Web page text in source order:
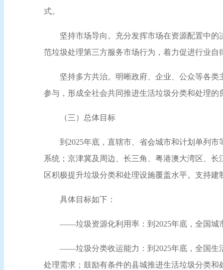
式。
坚持市场导向。充分发挥市场在资源配置中
范垃圾处理第三方服务市场行为，着力促进行业自
坚持多方共治。明晰政府、企业、公众等各
参与，形成全社会共同推进生活垃圾分类和处理的
（三）总体目标
到2025年底，直辖市、省会城市和计划单列
系统；京津冀及周边、长三角、粤港澳大湾区、
区积极提升垃圾分类和处理设施覆盖水平。支持
具体目标如下：
——垃圾资源化利用率：到2025年底，全国城
——垃圾分类收运能力：到2025年底，全国生
处理需求；鼓励有条件的县城推进生活垃圾分类和